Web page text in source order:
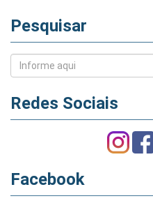
Pesquisar
Redes Sociais
Facebook